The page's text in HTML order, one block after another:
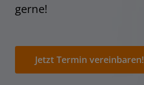
gerne!
Jetzt Termin vereinbaren!